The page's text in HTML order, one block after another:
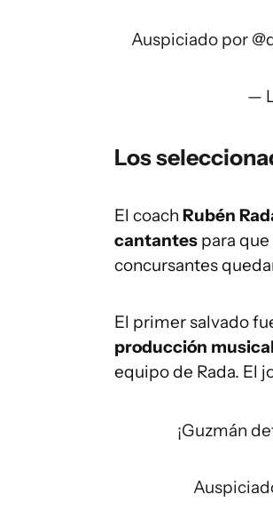
Auspiciado por
—
Los
El coach Rubén
cantantes para
concursantes
El primer salvado
producción
equipo de Rada. El
¡Guzmán